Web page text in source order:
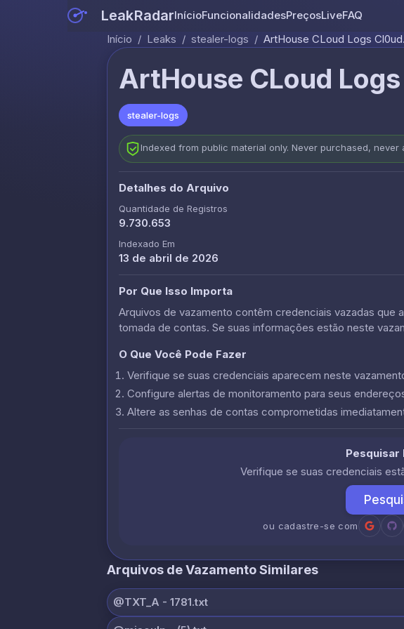
LeakRadarInícioFuncionalidadesPreçosLiveFAQ
Início / Leaks / stealer-logs / ArtHouse CLoud Logs
ArtHouse CLoud
stealer-logs
Indexed from public material only. Never purchased,
Detalhes do Arquivo
Quantidade de Registros
9.730.653
Indexado Em
13 de abril de 2026
Por Que Isso Importa
Arquivos de vazamento contêm credenciais vazadas que
tomada de contas. Se suas informações estão neste
O Que Você Pode Fazer
Verifique se suas credenciais aparecem neste
Configure alertas de monitoramento para seus
Altere as senhas de contas comprometidas
Pesquisar
Verifique se suas credenciais
ou cadastre-se com
Arquivos de Vazamento Similares
@TXT_A - 1781.txt